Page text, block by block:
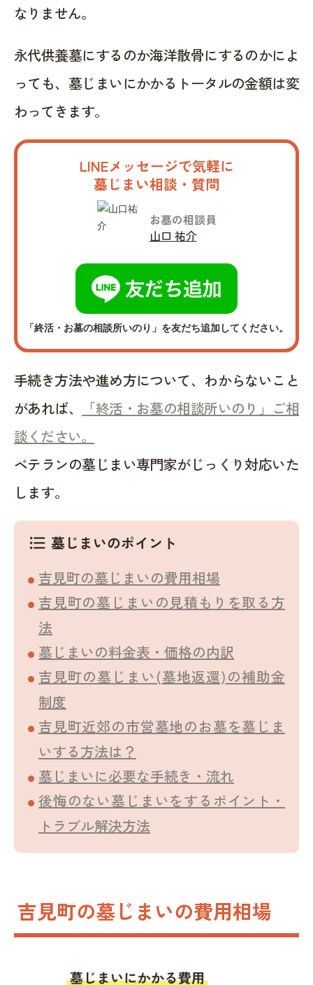
なりません。
永代供養墓にするのか海洋散骨にするのかによ
っても、墓じまいにかかるトータルの金額は変
わってきます。
LINEメッセージで気軽に
墓じまい相談・質問
お墓の相談員
山口 祐介
「終活・お墓の相談所いのり」を友だち追加してください。
手続き方法や進め方について、わからないこと
があれば、
「終活・お墓の相談所いのり」ご相
談ください。
ベテランの墓じまい専門家がじっくり対応いた
します。
format_list_bulleted 墓じまいのポイント
吉見町の墓じまいの費用相場
吉見町の墓じまいの見積もりを取る方
法
墓じまいの料金表・価格の内訳
吉見町の墓じまい(墓地返還)の補助金
制度
吉見町近郊の市営墓地のお墓を墓じま
いする方法は？
墓じまいに必要な手続き・流れ
後悔のない墓じまいをするポイント・
トラブル解決方法
吉見町の墓じまいの費用相場